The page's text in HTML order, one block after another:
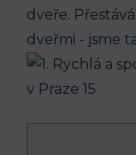
dveře.
dveřmi ‍- ‍jsme